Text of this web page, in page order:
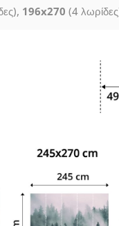
196x270 (4